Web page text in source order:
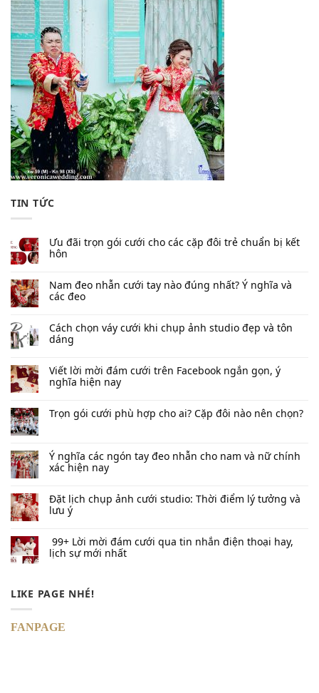
TIN TỨC
Ưu đãi trọn gói cưới cho các cặp đôi trẻ chuẩn bị kết
hôn
Nam đeo nhẫn cưới tay nào đúng nhất​? Ý nghĩa và
các đeo
Cách chọn váy cưới khi chụp ảnh studio đẹp và tôn
dáng
Viết lời mời đám cưới trên Facebook​ ngắn gọn, ý
nghĩa hiện nay
Trọn gói cưới phù hợp cho ai? Cặp đôi nào nên chọn?
Ý nghĩa các ngón tay đeo nhẫn cho nam và nữ chính
xác hiện nay
Đặt lịch chụp ảnh cưới studio: Thời điểm lý tưởng và
lưu ý
99+ Lời mời đám cưới qua tin nhắn​ điện thoại hay,
lịch sự mới nhất
LIKE PAGE NHÉ!
FANPAGE